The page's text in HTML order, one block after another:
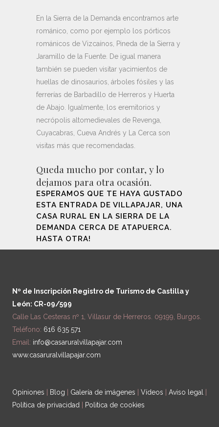
En la Sierra de la Demanda encontramos arte
románico, como por ejemplo los pórticos
románicos de Vizcaínos, Pineda de la Sierra y
Jaramillo de la Fuente. De igual manera
también se pueden visitar yacimientos de
huellas de dinosaurios, árboles fósiles y las
ferrerías de Barbadillo de Herreros y Huerta
de Abajo. Igualmente, los eremitorios y
necrópolis altomedievales de Revenga,
Cuyacabras, Cueva Andrés y La Cerca son
visitas más que recomendadas.
Queda mucho por contar, y lo
dejamos para otra ocasión.
ESPERAMOS QUE TE HAYA GUSTADO
ESTA ENTRADA DE VILLAPAJAR, UNA
CASA RURAL EN LA SIERRA DE LA
DEMANDA CERCA DE ATAPUERCA.
HASTA OTRA!
Nº de Inscripción Registro de Turismo de Castilla y
León: CR-09/599
Calle Las Cesteras nº 1, Villasur de Herreros. 09199, Burgos.
Teléfono: 616 635 571
Email: info@casaruralvillapajar.com
www.casaruralvillapajar.com
Opiniones Blog Galería de imágenes Vídeos Aviso legal
Política de privacidad
Politica de cookies